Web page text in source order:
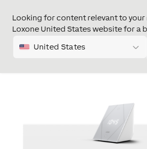
Looking for content relevant to your
Loxone United States website for a
United States